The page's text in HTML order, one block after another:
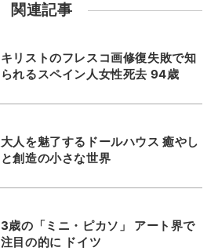
関連記事
キリストのフレスコ画修復失敗で知
られるスペイン人女性死去 94歳
大人を魅了するドールハウス 癒やし
と創造の小さな世界
3歳の「ミニ・ピカソ」 アート界で
注目の的に ドイツ